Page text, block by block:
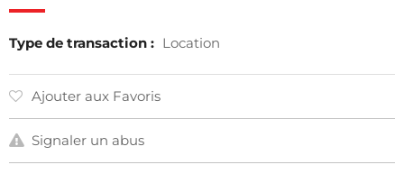
Type de transaction : Location
Ajouter aux Favoris
Signaler un abus